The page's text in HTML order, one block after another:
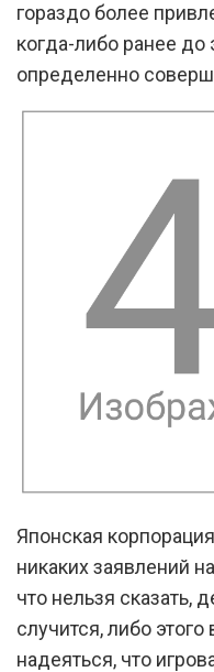
гораздо более
когда-либо ранее до
определенно
Японская
никаких заявлений
что нельзя сказать,
случится, либо
надеяться, что